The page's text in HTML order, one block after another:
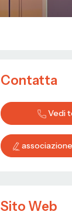
Contatta
Vedi
Sito Web